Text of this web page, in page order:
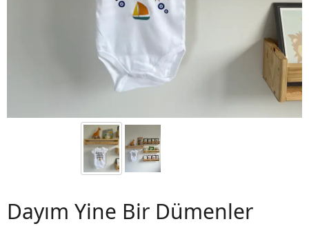
Dayım Yine Bir Dümenler